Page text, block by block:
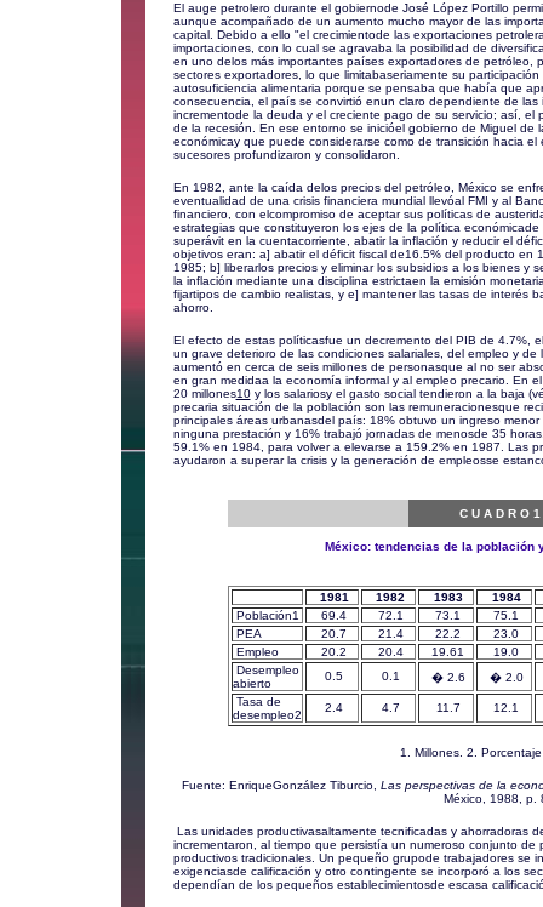
El auge petrolero durante el gobiernode José López Portillo
aunque acompañado de un aumento mucho mayor de las
capital. Debido a ello "el crecimientode las exportaciones
importaciones, con lo cual se agravaba la posibilidad de
en uno delos más importantes países exportadores de petróleo,
sectores exportadores, lo que limitabaseriamente su
autosuficiencia alimentaria porque se pensaba que había que
consecuencia, el país se convirtió enun claro dependiente de las
incrementode la deuda y el creciente pago de su servicio; así, el
de la recesión. En ese entorno se inicióel gobierno de Miguel de
económicay que puede considerarse como de transición hacia
sucesores profundizaron y consolidaron.
En 1982, ante la caída delos precios del petróleo, México se
eventualidad de una crisis financiera mundial llevóal FMI y al
financiero, con elcompromiso de aceptar sus políticas de
estrategias que constituyeron los ejes de la política
superávit en la cuentacorriente, abatir la inflación y reducir el
objetivos eran: a] abatir el déficit fiscal de16.5% del producto
1985; b] liberarlos precios y eliminar los subsidios a los bienes y
la inflación mediante una disciplina estrictaen la emisión
fijartipos de cambio realistas, y e] mantener las tasas de interés
ahorro.
El efecto de estas políticasfue un decremento del PIB de 4.7%,
un grave deterioro de las condiciones salariales, del empleo y
aumentó en cerca de seis millones de personasque al no ser
en gran medidaa la economía informal y al empleo precario. En
20 millones10y los salariosy el gasto social tendieron a la baja
precaria situación de la población son las remuneracionesque
principales áreas urbanasdel país: 18% obtuvo un ingreso
ninguna prestación y 16% trabajó jornadas de menosde 35
59.1% en 1984, para volver a elevarse a 159.2% en 1987. Las
ayudaron a superar la crisis y la generación de empleosse
C U A D R O 1
México: tendencias de la población
1981 1982 1983
1984
Población1
69.4 72.1 73.1
75.1
PEA
20.7 21.4 22.2
23.0
Empleo
20.2 20.4 19.61
19.0
Desempleo
abierto
0.5 0.1 � 2.6
� 2.0
Tasa de
desempleo2
2.4 4.7 11.7 12.1
1. Millones. 2.
Fuente: EnriqueGonzález Tiburcio, Las perspectivas de la
México, 1988, p.
Las unidades productivasaltamente tecnificadas y ahorradoras
incrementaron, al tiempo que persistía un numeroso conjunto de
productivos tradicionales. Un pequeño grupode trabajadores se
exigenciasde calificación y otro contingente se incorporó a los
dependían de los pequeños establecimientosde escasa